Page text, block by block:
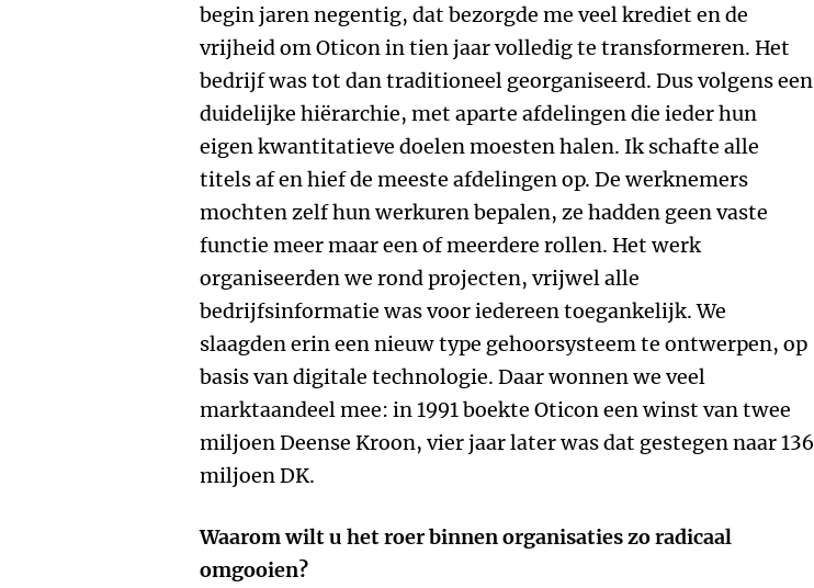
begin jaren negentig, dat bezorgde me veel krediet en de
vrijheid om Oticon in tien jaar volledig te transformeren. Het
bedrijf was tot dan traditioneel georganiseerd. Dus volgens een
duidelijke hiërarchie, met aparte afdelingen die ieder hun
eigen kwantitatieve doelen moesten halen. Ik schafte alle
titels af en hief de meeste afdelingen op. De werknemers
mochten zelf hun werkuren bepalen, ze hadden geen vaste
functie meer maar een of meerdere rollen. Het werk
organiseerden we rond projecten, vrijwel alle
bedrijfsinformatie was voor iedereen toegankelijk. We
slaagden erin een nieuw type gehoorsysteem te ontwerpen, op
basis van digitale technologie. Daar wonnen we veel
marktaandeel mee: in 1991 boekte Oticon een winst van twee
miljoen Deense Kroon, vier jaar later was dat gestegen naar 136
miljoen DK.
Waarom wilt u het roer binnen organisaties zo radicaal
omgooien?